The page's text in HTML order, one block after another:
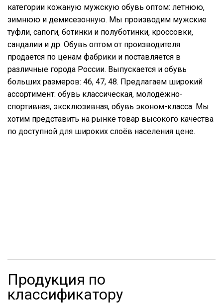
категории кожаную мужскую обувь оптом: летнюю,
зимнюю и демисезонную. Мы производим мужские
туфли, сапоги, ботинки и полуботинки, кроссовки,
сандалии и др. Обувь оптом от производителя
продается по ценам фабрики и поставляется в
различные города России. Выпускается и обувь
больших размеров: 46, 47, 48. Предлагаем широкий
ассортимент: обувь классическая, молодёжно-
спортивная, эксклюзивная, обувь эконом-класса. Мы
хотим представить на рынке товар высокого качества
по доступной для широких слоёв населения цене.
Продукция по
классификатору